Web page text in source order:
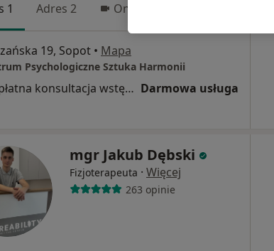
1 Adres 2 Online
19, Sopot • Mapa
Psychologiczne Sztuka Harmonii
Bezpłatna konsultacja wstępna - telefoniczna Darmowa usługa
mgr Jakub Dębski
Fizjoterapeuta · Więcej
263 opinie